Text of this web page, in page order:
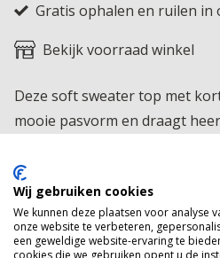
Gratis ophalen en ruilen in
Bekijk voorraad winkel
Deze soft sweater top met
mooie pasvorm en draagt
een soepele fit. Een perfecte
je makkelijk combineert en het
dragen.
Wij gebruiken cookies
We kunnen deze plaatsen voor analyse
onze website te verbeteren,
een geweldige website-ervaring te
cookies die we gebruiken opent u de